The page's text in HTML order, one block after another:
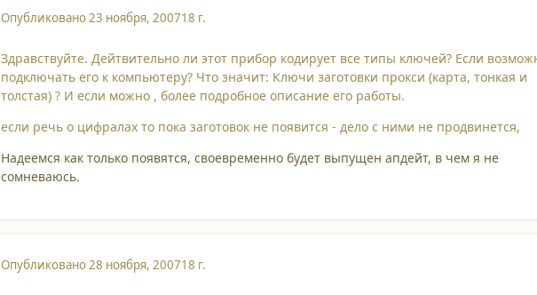
Опубликовано23 ноября, 200718 г.
Здравствуйте. Дейтвительно ли этот прибор кодирует все типы ключей? Если
подключать его к компьютеру? Что значит: Ключи заготовки прокси (карта, тонкая и
толстая) ? И если можно , более подробное описание его работы.
если речь о цифралах то пока заготовок не появится - дело с ними не продвинется,
Надеемся как только появятся, своевременно будет выпущен апдейт, в чем я не
сомневаюсь.
Опубликовано28 ноября, 200718 г.